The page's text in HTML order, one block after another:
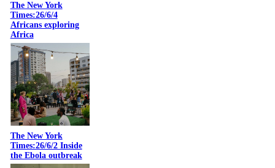
The New York
Times:26/6/4
Africans exploring
Africa
The New York
Times:26/6/2 Inside
the Ebola outbreak